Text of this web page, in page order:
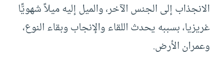
الانجذاب إلى الجنس الآخر، والميل إليه ميلاً شهويًّا
غريزيا، بسببه يحدث اللقاء والإنجاب وبقاء النوع،
وعمران الأرض.